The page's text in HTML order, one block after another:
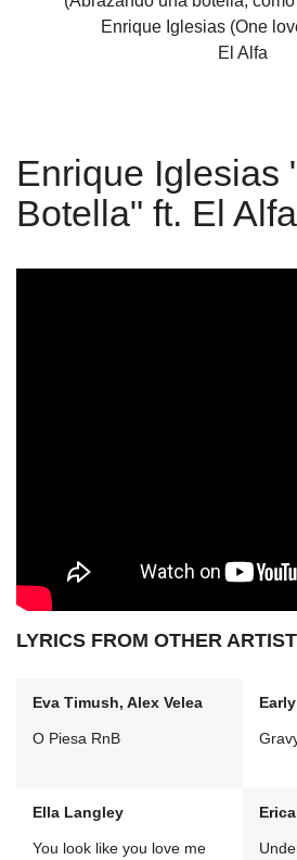
Enrique Iglesias (One
El Alfa
Enrique Iglesias
Botella" ft. El
LYRICS FROM OTHER
Eva Timush, Alex Velea
O Piesa RnB
Ella Langley
You look like you love me